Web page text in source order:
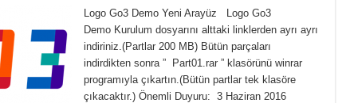
Logo Go3 Demo Yeni Arayüz Logo Go3
Demo Kurulum dosyarını alttaki linklerden ayrı ayrı
indiriniz.(Partlar 200 MB) Bütün parçaları
indirdikten sonra ” Part01.rar ” klasörünü winrar
programıyla çıkartın.(Bütün partlar tek klasöre
çıkacaktır.) Önemli Duyuru: 3 Haziran 2016